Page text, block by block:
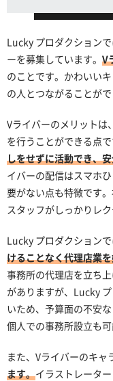
Lucky プロダクション
ーを募集しています。 V
のことです。かわいい
の人とつながることがで
Vライバーのメリットは
を行うことができる点
しをせずに活動でき、
イバーの配信はスマホ
要がない点も特徴です
スタッフがしっかりレ
Lucky プロダクションで
けることなく代理店業
事務所の代理店を立ち
がありますが、Lucky
いため、予算面の不安
個人での事務所設立も可
また、Vライバーのキャ
ます。イラストレータ